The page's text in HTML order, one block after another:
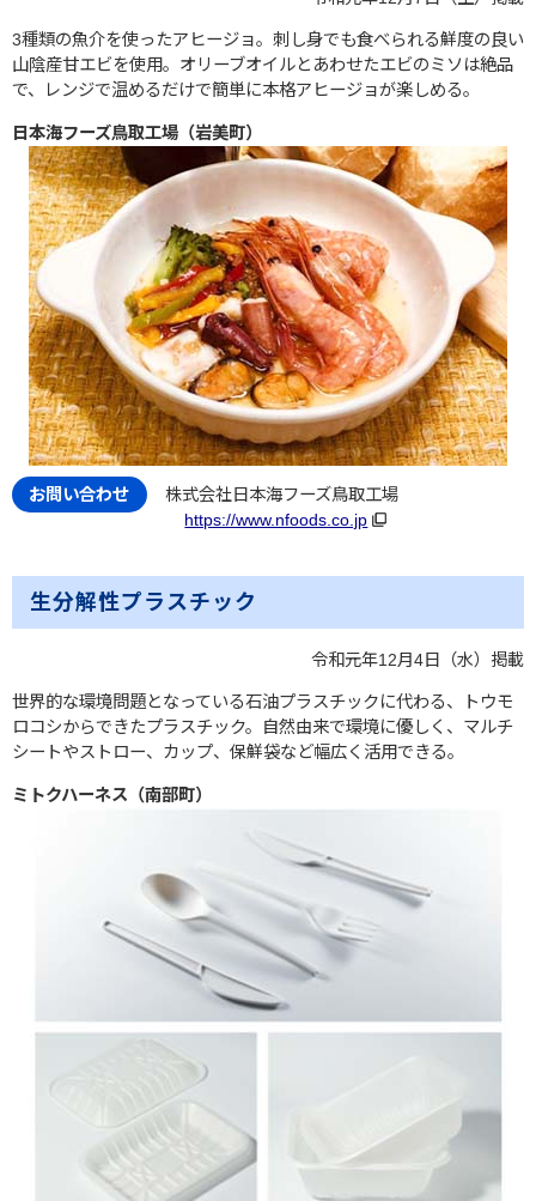
3種類の魚介を使ったアヒージョ。刺し身でも食べられる鮮度の良い
山陰産甘エビを使用。オリーブオイルとあわせたエビのミソは絶品
で、レンジで温めるだけで簡単に本格アヒージョが楽しめる。
日本海フーズ鳥取工場（岩美町）
株式会社日本海フーズ鳥取工場
https://www.nfoods.co.jp
生分解性プラスチック
令和元年12月4日（水）掲載
世界的な環境問題となっている石油プラスチックに代わる、トウモ
ロコシからできたプラスチック。自然由来で環境に優しく、マルチ
シートやストロー、カップ、保鮮袋など幅広く活用できる。
ミトクハーネス（南部町）